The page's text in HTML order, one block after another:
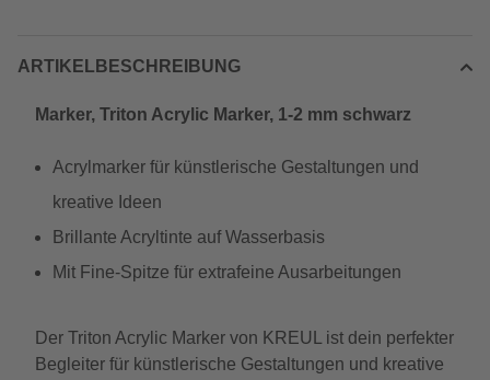
ARTIKELBESCHREIBUNG
Marker, Triton Acrylic Marker, 1-2 mm schwarz
Acrylmarker für künstlerische Gestaltungen und
kreative Ideen
Brillante Acryltinte auf Wasserbasis
Mit Fine-Spitze für extrafeine Ausarbeitungen
Der Triton Acrylic Marker von KREUL ist dein perfekter
Begleiter für künstlerische Gestaltungen und kreative